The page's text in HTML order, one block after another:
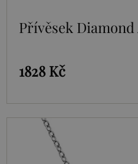
Přívěsek Diamond
1828 Kč